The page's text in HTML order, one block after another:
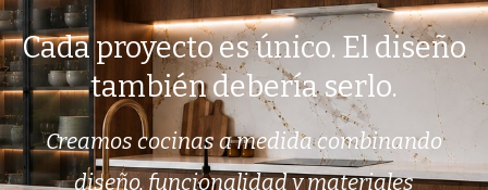
Cada proyecto es único. El diseño
también debería serlo.
Creamos cocinas a medida combinando
diseño, funcionalidad y materiales